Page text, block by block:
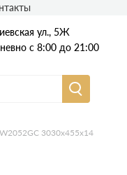
ул., 5Ж
с 8:00 до 21:00
3030х455х14